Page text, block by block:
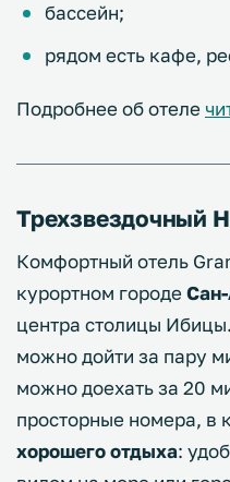
бассейн;
рядом есть кафе,
Подробнее об отеле
Трехзвездочный
Комфортный отель
курортном городе
центра столицы
можно дойти за пару
можно доехать за 20
просторные номера, в
хорошего отдыха: